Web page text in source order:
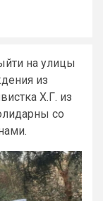
на улицы
из
Х.Г. из
со